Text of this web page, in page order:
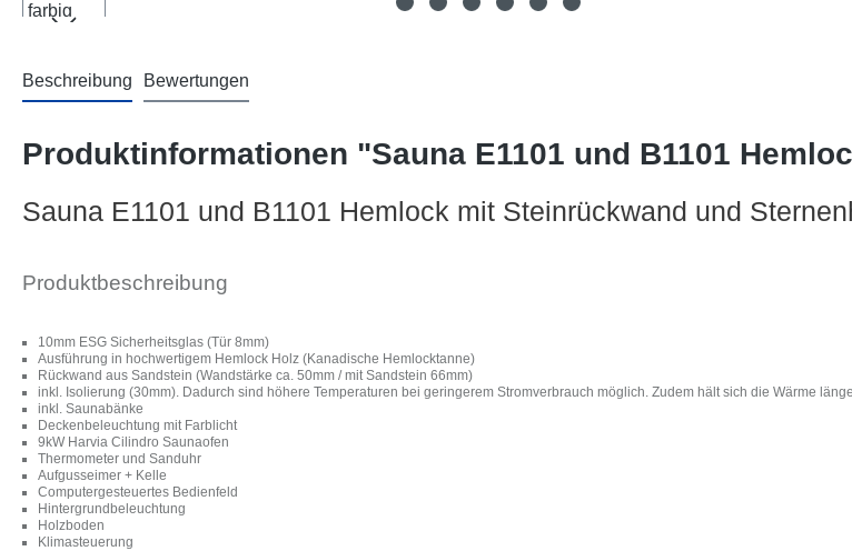
Beschreibung Bewertungen
Produktinformationen "Sauna E1101 und B1101
Sauna E1101 und B1101 Hemlock mit Steinrückwand und
Produktbeschreibung
10mm ESG Sicherheitsglas (Tür 8mm)
Ausführung in hochwertigem Hemlock Holz (Kanadische Hemlocktanne)
Rückwand aus Sandstein (Wandstärke ca. 50mm / mit Sandstein 66mm)
inkl. Isolierung (30mm). Dadurch sind höhere Temperaturen bei geringerem Stromverbrauch möglich. Zudem hält sich die Wärme
inkl. Saunabänke
Deckenbeleuchtung mit Farblicht
9kW Harvia Cilindro Saunaofen
Thermometer und Sanduhr
Aufgusseimer + Kelle
Computergesteuertes Bedienfeld
Hintergrundbeleuchtung
Holzboden
Klimasteuerung